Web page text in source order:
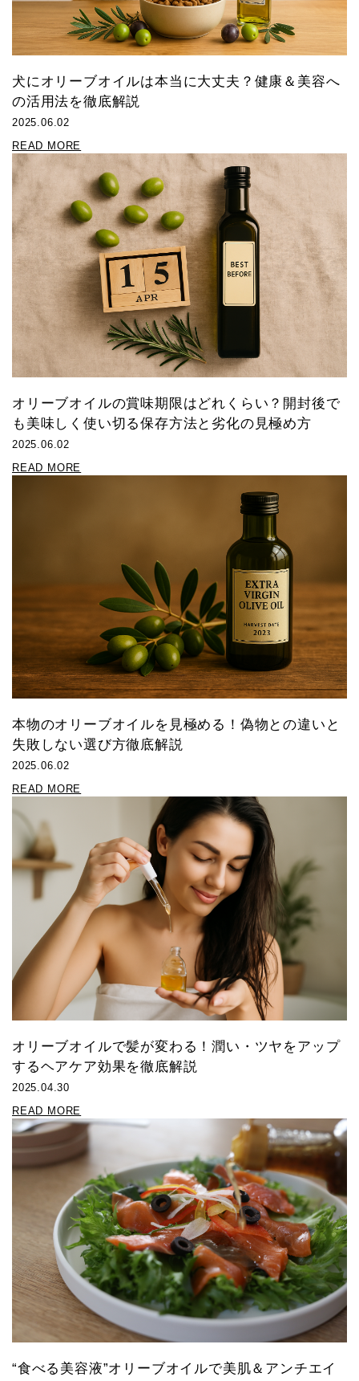
犬にオリーブオイルは本当に大丈夫？健康＆美容へ
の活用法を徹底解説
2025.06.02
READ MORE
オリーブオイルの賞味期限はどれくらい？開封後で
も美味しく使い切る保存方法と劣化の見極め方
2025.06.02
READ MORE
本物のオリーブオイルを見極める！偽物との違いと
失敗しない選び方徹底解説
2025.06.02
READ MORE
オリーブオイルで髪が変わる！潤い・ツヤをアップ
するヘアケア効果を徹底解説
2025.04.30
READ MORE
“食べる美容液”オリーブオイルで美肌＆アンチエイ